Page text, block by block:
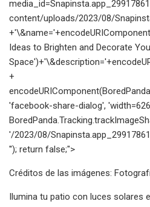
content/uploads/2023/08/
Ideas to Brighten and Decorate
+
'facebook-share-dialog',
'/2023/08/
''); return false;">
Créditos de las imágenes:
Ilumina tu patio con luces solares